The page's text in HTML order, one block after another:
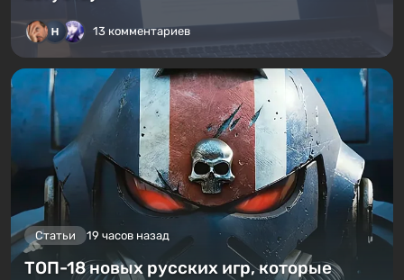
13 комментариев
Статьи 19 часов назад
ТОП-18 новых русских игр, которые